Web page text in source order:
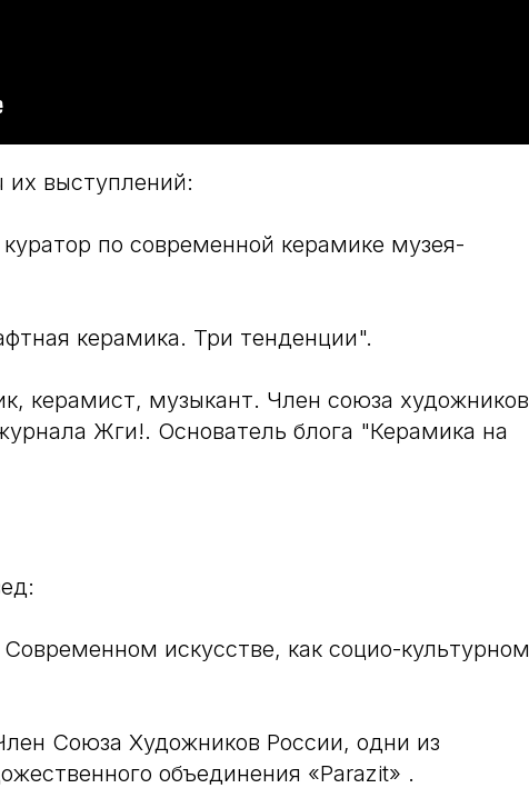
выступлений:
по современной керамике музея-
керамика. Три тенденции".
керамист, музыкант. Член союза художников
Жги!. Основатель блога "Керамика на
искусстве, как социо-культурном
Союза Художников России, одни из
объединения «Parazit» .